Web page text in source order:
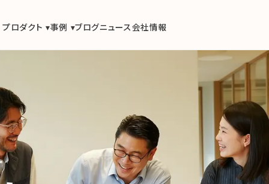
プロダクト ▾事例 ▾ブログニュース会社情報